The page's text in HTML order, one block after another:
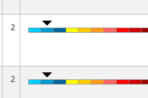
2
2